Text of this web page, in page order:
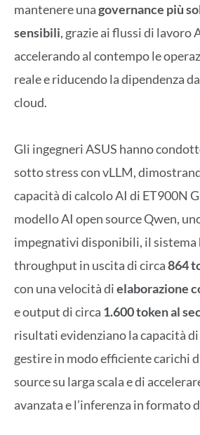
mantenere unagovernance più
sensibili, grazie ai flussi di lavoro
accelerando al contempo le
reale e riducendo la dipendenza
cloud.
Gli ingegneri ASUS hanno
sotto stress con vLLM,
capacità di calcolo AI di ET900N
modello AI open source Qwen,
impegnativi disponibili, il sistema
throughput in uscita di circa864
con una velocità dielaborazione
e output di circa 1.600 token al
risultati evidenziano la capacità
gestire in modo efficiente carichi
source su larga scala e di
avanzata e l’inferenza in formato